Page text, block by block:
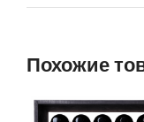
Похожие